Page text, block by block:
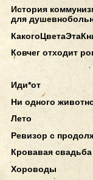
История
для
Ковчег отходит
Иди*от
Ни одного
Лето
Ревизор с
Кровавая свадьба
Хороводы